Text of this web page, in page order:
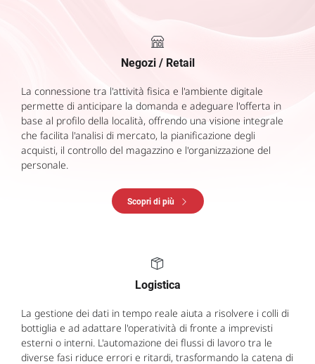
Negozi / Retail
La connessione tra l'attività fisica e l'ambiente digitale
permette di anticipare la domanda e adeguare l'offerta in
base al profilo della località, offrendo una visione integrale
che facilita l'analisi di mercato, la pianificazione degli
acquisti, il controllo del magazzino e l'organizzazione del
personale.
Scopri di più
Logistica
La gestione dei dati in tempo reale aiuta a risolvere i colli di
bottiglia e ad adattare l'operatività di fronte a imprevisti
esterni o interni. L'automazione dei flussi di lavoro tra le
diverse fasi riduce errori e ritardi, trasformando la catena di